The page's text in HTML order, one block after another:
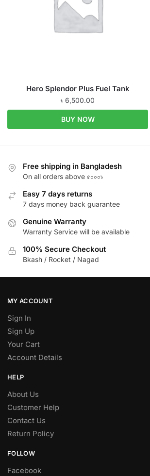
Hero Splendor Plus Fuel Tank
৳ 6,500.00
BUY NOW
Free shipping in Bangladesh
On all orders above ৫০০০৳
Easy 7 days returns
7 days money back guarantee
Genuine Warranty
Warranty Service will be available
100% Secure Checkout
Bkash / Rocket / Nagad
MY ACCOUNT
Sign In
Sign Up
Your Cart
Account Details
HELP
About Us
Customer Help
Contact Us
Return Policy
FOLLOW
Facebook